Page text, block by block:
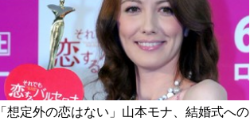
「想定外の恋はない」山本モナ、結婚式への